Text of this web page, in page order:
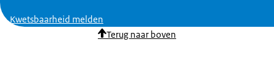
Kwetsbaarheid melden
Terug naar boven